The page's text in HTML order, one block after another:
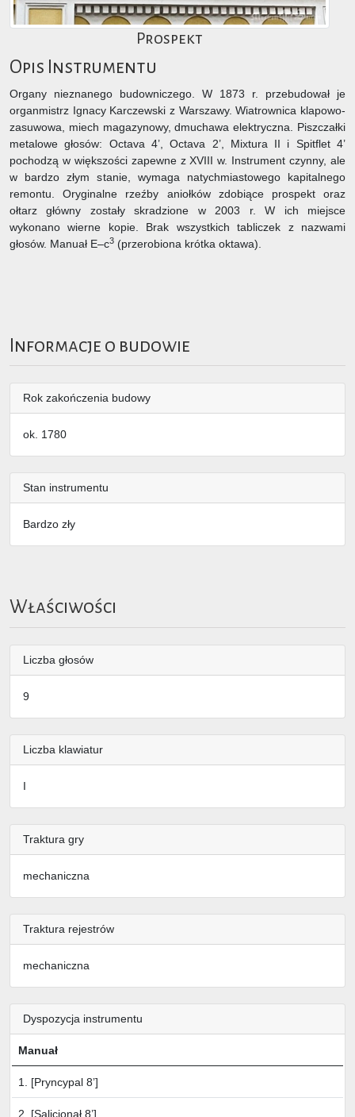
Prospekt
Opis Instrumentu
Organy nieznanego budowniczego. W 1873 r. przebudował je
organmistrz Ignacy Karczewski z Warszawy. Wiatrownica klapowo-
zasuwowa, miech magazynowy, dmuchawa elektryczna. Piszczałki
metalowe głosów: Octava 4’, Octava 2’, Mixtura II i Spitflet 4’
pochodzą w większości zapewne z XVIII w. Instrument czynny, ale
w bardzo złym stanie, wymaga natychmiastowego kapitalnego
remontu. Oryginalne rzeźby aniołków zdobiące prospekt oraz
ołtarz główny zostały skradzione w 2003 r. W ich miejsce
wykonano wierne kopie. Brak wszystkich tabliczek z nazwami
głosów. Manuał E–c3 (przerobiona krótka oktawa).
Informacje o budowie
Rok zakończenia budowy
ok. 1780
Stan instrumentu
Bardzo zły
Właściwości
Liczba głosów
9
Liczba klawiatur
I
Traktura gry
mechaniczna
Traktura rejestrów
mechaniczna
Dyspozycja instrumentu
Manuał
1. [Pryncypal 8’]
2. [Salicjonał 8’]